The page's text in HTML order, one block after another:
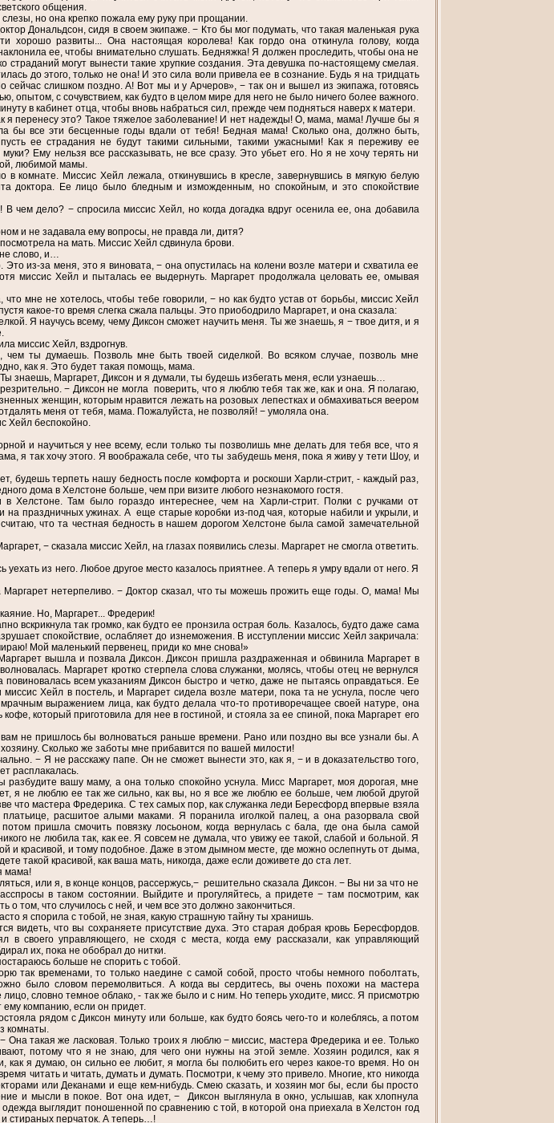
общения.
но она крепко пожала ему руку при прощании.
Дональдсон, сидя в своем экипаже. − Кто бы мог подумать, что такая маленькая рука
хорошо развиты... Она настоящая королева! Как гордо она откинула голову, когда
ее, чтобы внимательно слушать. Бедняжка! Я должен проследить, чтобы она не
страданий могут вынести такие хрупкие создания. Эта девушка по-настоящему смелая.
до этого, только не она! И это сила воли привела ее в сознание. Будь я на тридцать
сейчас слишком поздно. А! Вот мы и у Арчеров», − так он и вышел из экипажа, готовясь
опытом, с сочувствием, как будто в целом мире для него не было ничего более важного.
в кабинет отца, чтобы вновь набраться сил, прежде чем подняться наверх к матери.
я перенесу это? Такое тяжелое заболевание! И нет надежды! О, мама, мама! Лучше бы я
бы все эти бесценные годы вдали от тебя! Бедная мама! Сколько она, должно быть,
ее страдания не будут такими сильными, такими ужасными! Как я переживу ее
Ему нельзя все рассказывать, не все сразу. Это убьет его. Но я не хочу терять ни
любимой мамы.
в комнате. Миссис Хейл лежала, откинувшись в кресле, завернувшись в мягкую белую
доктора. Ее лицо было бледным и изможденным, но спокойным, и это спокойствие
чем дело? − спросила миссис Хейл, но когда догадка вдруг осенила ее, она добавила
и не задавала ему вопросы, не правда ли, дитя?
на мать. Миссис Хейл сдвинула брови.
слово, и…
из-за меня, это я виновата, − она опустилась на колени возле матери и схватила ее
миссис Хейл и пыталась ее выдернуть. Маргарет продолжала целовать ее, омывая
мне не хотелось, чтобы тебе говорили, − но как будто устав от борьбы, миссис Хейл
какое-то время слегка сжала пальцы. Это приободрило Маргарет, и она сказала:
Я научусь всему, чему Диксон сможет научить меня. Ты же знаешь, я − твое дитя, и я
миссис Хейл, вздрогнув.
ты думаешь. Позволь мне быть твоей сиделкой. Во всяком случае, позволь мне
как я. Это будет такая помощь, мама.
знаешь, Маргарет, Диксон и я думали, ты будешь избегать меня, если узнаешь…
− Диксон не могла поверить, что я люблю тебя так же, как и она. Я полагаю,
женщин, которым нравится лежать на розовых лепестках и обмахиваться веером
меня от тебя, мама. Пожалуйста, не позволяй! − умоляла она.
Хейл беспокойно.
и научиться у нее всему, если только ты позволишь мне делать для тебя все, что я
я так хочу этого. Я воображала себе, что ты забудешь меня, пока я живу у тети Шоу, и
будешь терпеть нашу бедность после комфорта и роскоши Харли-стрит, - каждый раз,
дома в Хелстоне больше, чем при визите любого незнакомого гостя.
Хелстоне. Там было гораздо интереснее, чем на Харли-стрит. Полки с ручками от
на праздничных ужинах. А еще старые коробки из-под чая, которые набили и укрыли, и
что та честная бедность в нашем дорогом Хелстоне была самой замечательной
− сказала миссис Хейл, на глазах появились слезы. Маргарет не смогла ответить.
из него. Любое другое место казалось приятнее. А теперь я умру вдали от него. Я
Маргарет нетерпеливо. − Доктор сказал, что ты можешь прожить еще годы. О, мама! Мы
Но, Маргарет... Фредерик!
вскрикнула так громко, как будто ее пронзила острая боль. Казалось, будто даже сама
спокойствие, ослабляет до изнеможения. В исступлении миссис Хейл закричала:
Мой маленький первенец, приди ко мне снова!»
вышла и позвала Диксон. Диксон пришла раздраженная и обвинила Маргарет в
Маргарет кротко стерпела слова служанки, молясь, чтобы отец не вернулся
всем указаниям Диксон быстро и четко, даже не пытаясь оправдаться. Ее
Хейл в постель, и Маргарет сидела возле матери, пока та не уснула, после чего
выражением лица, как будто делала что-то противоречащее своей натуре, она
который приготовила для нее в гостиной, и стояла за ее спиной, пока Маргарет его
не пришлось бы волноваться раньше времени. Рано или поздно вы все узнали бы. А
Сколько же заботы мне прибавится по вашей милости!
− Я не расскажу папе. Он не сможет вынести это, как я, − и в доказательство того,
расплакалась.
разбудите вашу маму, а она только спокойно уснула. Мисс Маргарет, моя дорогая, мне
я не люблю ее так же сильно, как вы, но я все же люблю ее больше, чем любой другой
что мастера Фредерика. С тех самых пор, как служанка леди Бересфорд впервые взяла
расшитое алыми маками. Я поранила иголкой палец, а она разорвала свой
пришла смочить повязку лосьоном, когда вернулась с бала, где она была самой
не любила так, как ее. Я совсем не думала, что увижу ее такой, слабой и больной. Я
и красивой, и тому подобное. Даже в этом дымном месте, где можно ослепнуть от дыма,
такой красивой, как ваша мать, никогда, даже если доживете до ста лет.
мама!
или я, в конце концов, рассержусь,− решительно сказала Диксон. − Вы ни за что не
в таком состоянии. Выйдите и прогуляйтесь, а придете − там посмотрим, как
о том, что случилось с ней, и чем все это должно закончиться.
я спорила с тобой, не зная, какую страшную тайну ты хранишь.
видеть, что вы сохраняете присутствие духа. Это старая добрая кровь Бересфордов.
в своего управляющего, не сходя с места, когда ему рассказали, как управляющий
их, пока не обобрал до нитки.
больше не спорить с тобой.
так временами, то только наедине с самой собой, просто чтобы немного поболтать,
было словом перемолвиться. А когда вы сердитесь, вы очень похожи на мастера
лицо, словно темное облако, - так же было и с ним. Но теперь уходите, мисс. Я присмотрю
ему компанию, если он придет.
рядом с Диксон минуту или больше, как будто боясь чего-то и колеблясь, а потом
комнаты.
Она такая же ласковая. Только троих я люблю − миссис, мастера Фредерика и ее. Только
потому что я не знаю, для чего они нужны на этой земле. Хозяин родился, как я
как я думаю, он сильно ее любит, я могла бы полюбить его через какое-то время. Но он
читать и читать, думать и думать. Посмотри, к чему это привело. Многие, кто никогда
или Деканами и еще кем-нибудь. Смею сказать, и хозяин мог бы, если бы просто
и мысли в покое. Вот она идет, − Диксон выглянула в окно, услышав, как хлопнула
выглядит поношенной по сравнению с той, в которой она приехала в Хелстон год
стираных перчаток. А теперь…!